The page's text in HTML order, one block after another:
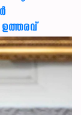
ഉത്തരവ്